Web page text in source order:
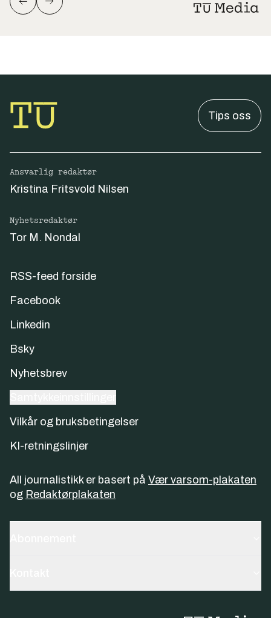
Tips oss
Ansvarlig redaktør
Kristina Fritsvold Nilsen
Nyhetsredaktør
Tor M. Nondal
RSS-feed forside
Facebook
Linkedin
Bsky
Nyhetsbrev
Vilkår og bruksbetingelser
KI-retningslinjer
All journalistikk er basert på Vær varsom-plakaten
og Redaktørplakaten